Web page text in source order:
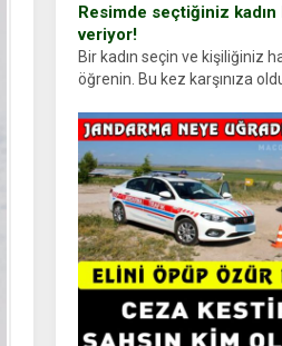
Resimde seçtiğiniz
veriyor!
Bir kadın seçin ve kişiliğiniz
öğrenin. Bu kez karşınıza
kadın figürlerinden